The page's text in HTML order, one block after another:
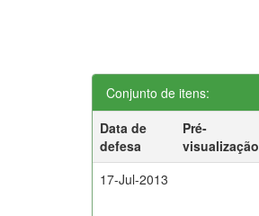
Conjunto de itens:
Data de
defesa
Pré-
visualização
17-Jul-2013